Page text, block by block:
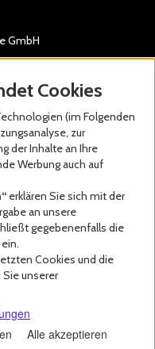
GmbH
Cookies
(im Folgenden
zur
der Inhalte an Ihre
Werbung auch auf
erklären Sie sich mit der
an unsere
gegebenenfalls die
Cookies und die
Sie unserer
Alle akzeptieren